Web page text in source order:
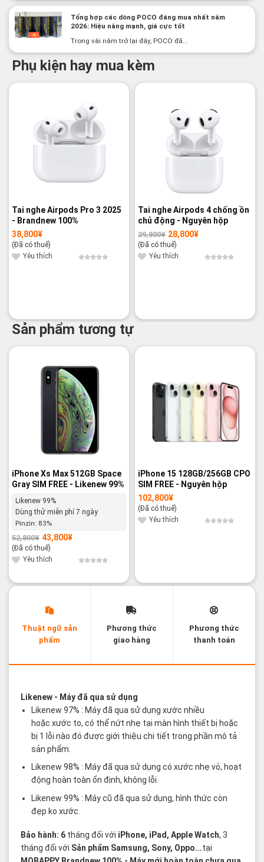
Tổng hợp các dòng POCO đáng mua nhất năm
2026: Hiệu năng mạnh, giá cực tốt
Trong vài năm trở lại đây, POCO đã...
Phụ kiện hay mua kèm
Tai nghe Airpods Pro 3 2025
- Brandnew 100%
38,800¥
(Đã có thuế)
Yêu thích
Tai nghe Airpods 4 chống ồn
chủ động - Nguyên hộp
29,800¥
Giá
gốc
là:
29,800¥.
28,800¥
Giá
hiện
tại
là:
28,800¥.
(Đã có thuế)
Yêu thích
Sản phẩm tương tự
iPhone Xs Max 512GB Space
Gray SIM FREE - Likenew 99%
Likenew 99%
Dùng thử miễn phí 7 ngày
Pinzin: 83%
52,800¥
Giá
gốc
là:
52,800¥.
43,800¥
Giá
hiện
tại
là:
43,800¥.
(Đã có thuế)
Yêu thích
iPhone 15 128GB/256GB CPO
SIM FREE - Nguyên hộp
102,800¥
(Đã có thuế)
Yêu thích
Thuật ngữ sản
phẩm
Phương thức
giao hàng
Phương thức
thanh toán
Likenew- Máy đã qua sử dụng
Likenew 97% : Máy đã qua sử dụng xước nhiều
hoặc xước to, có thể nứt nhẹ tại màn hình thiết bị hoặc
bị 1 lỗi nào đó được giới thiệu chi tiết trong phần mô tả
sản phẩm.
Likenew 98% : Máy đã qua sử dụng có xước nhẹ vỏ, hoạt
động hoàn toàn ổn định, không lỗi.
Likenew 99% : Máy cũ đã qua sử dụng, hình thức còn
đẹp ko xước.
Bảo hành: 6 tháng đối với iPhone, iPad, Apple Watch, 3
tháng đối với Sản phẩm Samsung, Sony, Oppo...tại